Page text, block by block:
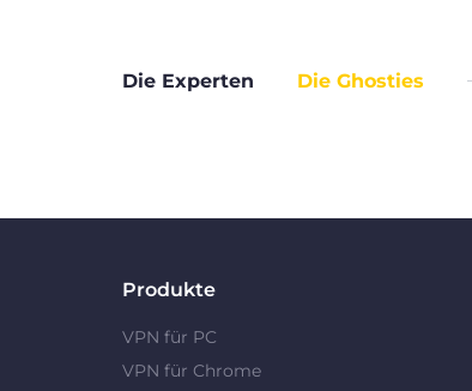
Die Experten Die Ghosties
Produkte
VPN für PC
VPN für Chrome